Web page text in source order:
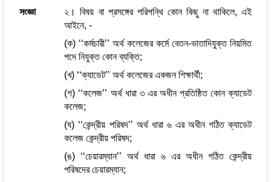
সংজ্ঞা
২। বিষয় বা প্রসঙ্গের পরিপন্থি কোন কিছু না থাকিলে, এই
আইনে, -
(ক) ‘‘কর্মচারী’’ অর্থ কলেজের কর্মে বেতন-ভাতাদিযুক্ত নিয়মিত
পদে নিযুক্ত কোন ব্যক্তি;
(খ) ‘‘ক্যাডেট’’ অর্থ কলেজের একজন শিক্ষার্থী;
(গ) ‘‘কলেজ’’ অর্থ ধারা ৩ এর অধীন প্রতিষ্ঠিত কোন ক্যাডেট
কলেজ;
(ঘ) ‘‘কেন্দ্রীয় পরিষদ’’ অর্থ ধারা ৬ এর অধীন গঠিত ক্যাডেট
কলেজ কেন্দ্রীয় পরিষদ;
(ঙ) ‘‘চেয়ারম্যান’’ অর্থ ধারা ৬ এর অধীন গঠিত কেন্দ্রীয়
পরিষদের চেয়ারম্যান;